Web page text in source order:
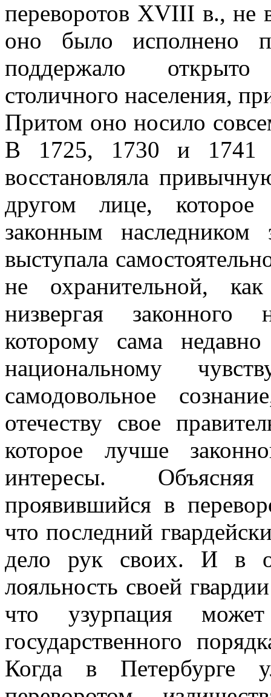
переворотов XVIII в.,
оно было исполнено
поддержало открыто
столичного населения,
Притом оно носило
В 1725, 1730 и 1741
восстановляла
другом лице,
законным
выступала
не охранительной,
низвергая законного
которому сама
национальному
самодовольное
отечеству свое
которое лучше
интересы.
проявившийся в
что последний
дело рук своих. И в
лояльность своей
что узурпация
государственного
Когда в Петербурге